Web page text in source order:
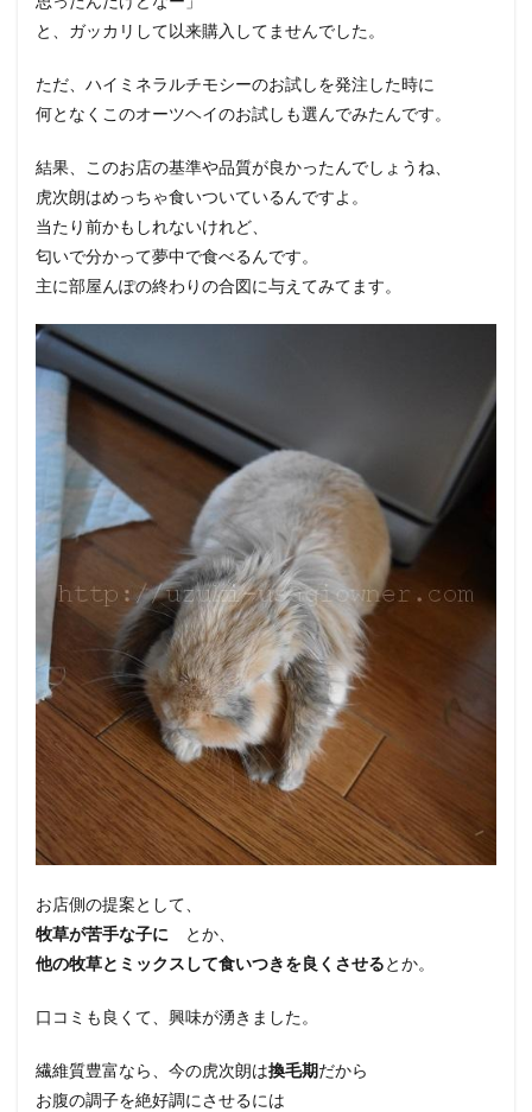
と、ガッカリして以来購入してませんでした。
ただ、ハイミネラルチモシーのお試しを発注した時に
何となくこのオーツヘイのお試しも選んでみたんです。
結果、このお店の基準や品質が良かったんでしょうね、
虎次朗はめっちゃ食いついているんですよ。
当たり前かもしれないけれど、
匂いで分かって夢中で食べるんです。
主に部屋んぽの終わりの合図に与えてみてます。
お店側の提案として、
牧草が苦手な子に とか、
他の牧草とミックスして食いつきを良くさせるとか。
口コミも良くて、興味が湧きました。
繊維質豊富なら、今の虎次朗は換毛期だから
お腹の調子を絶好調にさせるには